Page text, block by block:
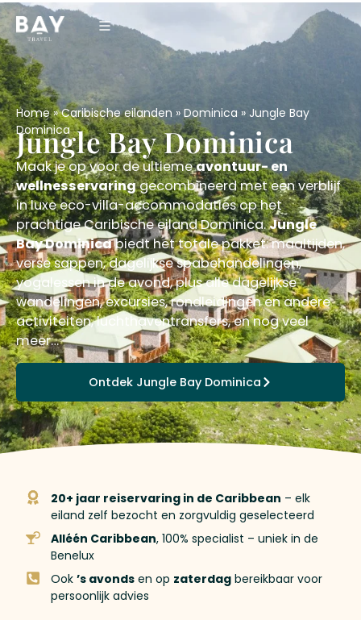
Home»Caribische eilanden » Dominica » Jungle Bay
Dominica
Jungle Bay Dominica
Maak je op voor de ultiemeavontuur- en
wellnesservaringgecombineerd met een verblijf
in luxe eco-villa-accommodaties op het
prachtige Caribische eiland Dominica.Jungle
Bay Dominicabiedt het totale pakket: maaltijden,
verse sappen, dagelijkse spabehandelingen,
yogalessen in de avond, plus alle dagelijkse
wandelingen, excursies, rondleidingen en andere
activiteiten, luchthaventransfers, en nog veel
meer…
Ontdek Jungle Bay Dominica
20+ jaar reiservaring in de Caribbean – elk
eiland zelf bezocht en zorgvuldig geselecteerd
Alléén Caribbean, 100% specialist – uniek in de
Benelux
Ook ’s avondsen op zaterdagbereikbaar voor
persoonlijk advies